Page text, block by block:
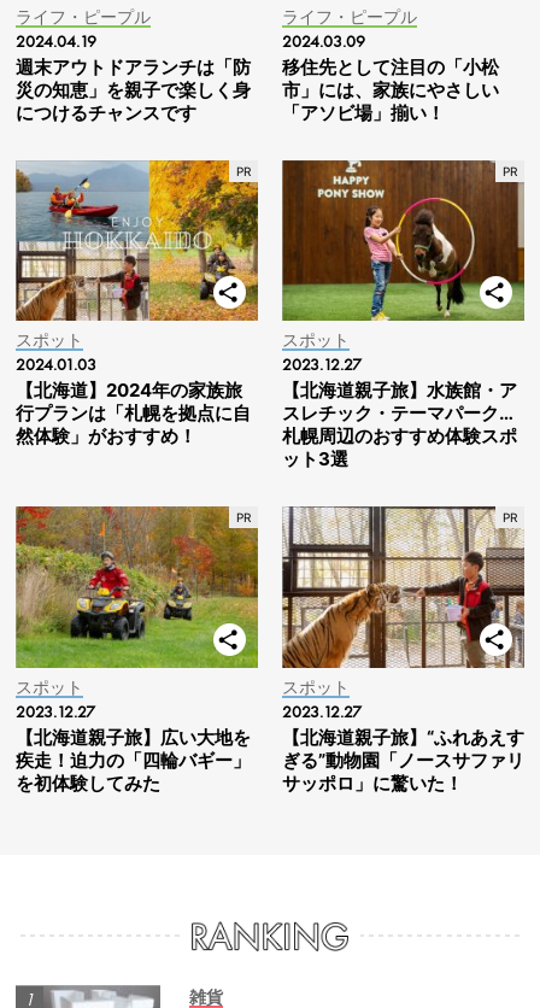
ライフ・ピープル
2024.04.19
週末アウトドアランチは「防
災の知恵」を親子で楽しく身
につけるチャンスです
ライフ・ピープル
2024.03.09
移住先として注目の「小松
市」には、家族にやさしい
「アソビ場」揃い！
スポット
2024.01.03
【北海道】2024年の家族旅
行プランは「札幌を拠点に自
然体験」がおすすめ！
スポット
2023.12.27
【北海道親子旅】水族館・ア
スレチック・テーマパーク…
札幌周辺のおすすめ体験スポ
ット3選
スポット
2023.12.27
【北海道親子旅】広い大地を
疾走！迫力の「四輪バギー」
を初体験してみた
スポット
2023.12.27
【北海道親子旅】“ふれあえす
ぎる”動物園「ノースサファリ
サッポロ」に驚いた！
雑貨